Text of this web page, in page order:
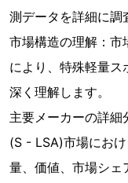
測データを詳細に調
市場構造の理解：市
により、特殊軽量
深く理解します。
主要メーカーの詳
(S - LSA)市場にお
量、価値、市場シェ